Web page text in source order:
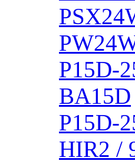
P15D-
BA15D
P15D-
HIR2 /